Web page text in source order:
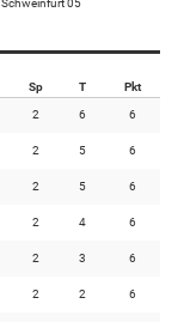
Schweinfurt 05
Sp T Pkt
2 6 6
2 5 6
2 5 6
2 4 6
2 3 6
2 2 6